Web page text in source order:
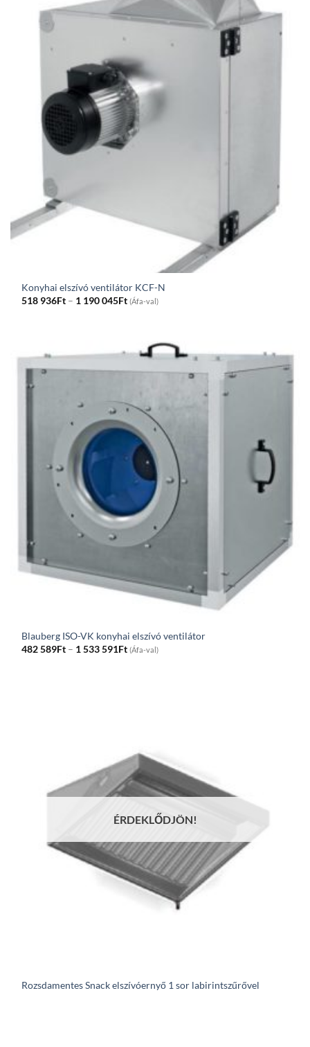
Konyhai elszívó ventilátor KCF-N
518 936Ft – 1 190 045FtPrice
range:
190
045Ft
(Áfa-val)
Blauberg ISO-VK konyhai elszívó ventilátor
482 589Ft – 1 533 591FtPrice
range:
(Áfa-val)
ÉRDEKLŐDJÖN!
Rozsdamentes Snack elszívóernyő 1 sor labirintszűrővel